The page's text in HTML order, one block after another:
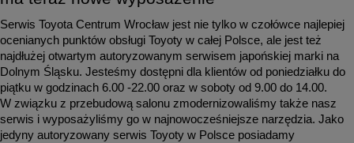
Serwis Toyota Centrum Wrocław jest nie tylko w czołówce najlepiej
ocenianych punktów obsługi Toyoty w całej Polsce, ale jest też
najdłużej otwartym autoryzowanym serwisem japońskiej marki na
Dolnym Śląsku. Jesteśmy dostępni dla klientów od poniedziałku do
piątku w godzinach 6.00 -22.00 oraz w soboty od 9.00 do 14.00.
W związku z przebudową salonu zmodernizowaliśmy także nasz
serwis i wyposażyliśmy go w najnowocześniejsze narzędzia. Jako
jedyny autoryzowany serwis Toyoty w Polsce posiadamy